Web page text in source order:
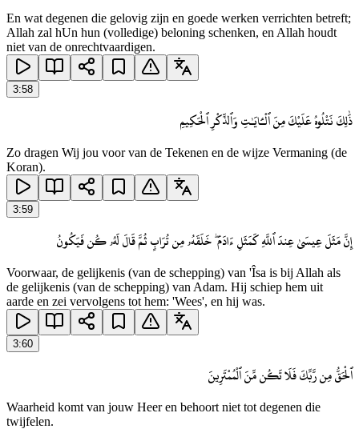
En wat degenen die gelovig zijn en goede werken verrichten betreft;
Allah zal hUn hun (volledige) beloning schenken, en Allah houdt
niet van de onrechtvaardigen.
3:58
ذَٰلِكَ نَتْلُوهُ عَلَيْكَ مِنَ ٱلْـَٔايَـٰتِ وَٱلذِّكْرِ ٱلْحَكِيمِ
Zo dragen Wij jou voor van de Tekenen en de wijze Vermaning (de
Koran).
3:59
إِنَّ مَثَلَ عِيسَىٰ عِندَ ٱللَّهِ كَمَثَلِ ءَادَمَ ۖ خَلَقَهُۥ مِن تُرَابٍ ثُمَّ قَالَ لَهُۥ كُن فَيَكُونُ
Voorwaar, de gelijkenis (van de schepping) van 'Îsa is bij Allah als
de gelijkenis (van de schepping) van Adam. Hij schiep hem uit
aarde en zei vervolgens tot hem: 'Wees', en hij was.
3:60
ٱلْحَقُّ مِن رَّبِّكَ فَلَا تَكُن مِّنَ ٱلْمُمْتَرِينَ
Waarheid komt van jouw Heer en behoort niet tot degenen die
twijfelen.